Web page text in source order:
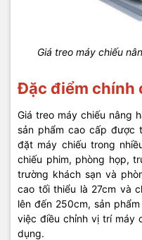
Giá treo máy chiếu
Đặc điểm chính
Giá treo máy chiếu nâng
sản phẩm cao cấp được
đặt máy chiếu trong
chiếu phim, phòng họp,
trường khách sạn và
cao tối thiểu là 27cm và
lên đến 250cm, sản
việc điều chỉnh vị trí máy
dụng.